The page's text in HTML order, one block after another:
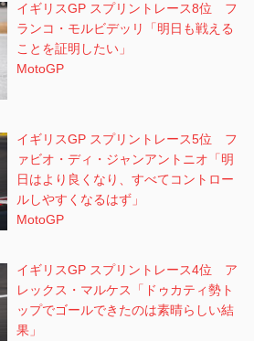
イギリスGP スプリントレース8位 フ
ランコ・モルビデッリ「明日も戦える
ことを証明したい」
MotoGP
イギリスGP スプリントレース5位 フ
ァビオ・ディ・ジャンアントニオ「明
日はより良くなり、すべてコントロー
ルしやすくなるはず」
MotoGP
イギリスGP スプリントレース4位 ア
レックス・マルケス「ドゥカティ勢ト
ップでゴールできたのは素晴らしい結
果」